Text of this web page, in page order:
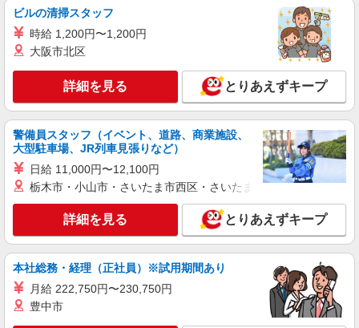
アルバイト
SOMPOケア ラヴィーレレジデンス辻堂西海岸/5337bz2
ケアサポート
者）の場合は時給1,320円
神奈川県藤沢市辻堂西海岸2-12-2
キープ 詳細を見る
アルバイト パート
SOMPOケア ハッピーデイズ湘南台/5064ja2
介護スタッフ
【介護福祉士】 時給1,410円 ◎週20時間以上
勤務（社保加入者）の場合は時給1,460円 【実務
者研修・初任者研修（ヘルパー1級・2級）・無資
格】 時給1,330円 ◎週20時間以上勤務（社保加入
神奈川県藤沢市湘南台4-26-1 【そんぽの家
S 湘南台】1階
詳細を見る
ビルの清掃スタッフ
時給 1,200円〜1,200円
大阪市北区
詳細を見る とりあえずキープ
警備員スタッフ（イベント、道路、商業施設、
大型駐車場、JR列車見張りなど）
日給 11,000円〜12,100円
栃木市・小山市・さいたま市西区・さいたま市岩槻区・久喜市・
詳細を見る とりあえずキープ
本社総務・経理（正社員）※試用期間あり
月給 222,750円〜230,750円
豊中市